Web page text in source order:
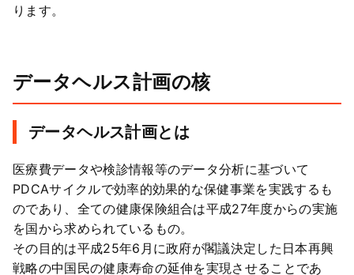
ります。
データヘルス計画の核
データヘルス計画とは
医療費データや検診情報等のデータ分析に基づいて
PDCAサイクルで効率的効果的な保健事業を実践するも
のであり、全ての健康保険組合は平成27年度からの実施
を国から求められているもの。
その目的は平成25年6月に政府が閣議決定した日本再興
戦略の中国民の健康寿命の延伸を実現させることであ